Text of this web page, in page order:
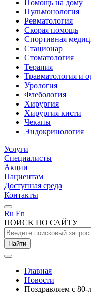
Помощь на дому
Пульмонология
Ревматология
Скорая помощь
Спортивная
Стационар
Стоматология
Терапия
Травматология и
Урология
Флебология
Хирургия
Хирургия кисти
Чекапы
Эндокринология
Услуги
Специалисты
Акции
Пациентам
Доступная среда
Контакты
Ru En
ПОИСК ПО САЙТУ
Найти
Главная
Новости
Поздравляем с